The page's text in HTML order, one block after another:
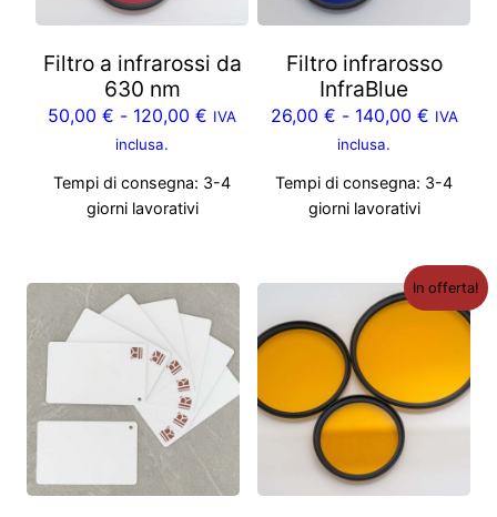
Filtro a infrarossi da
630 nm
50,00 € - 120,00 € IVA
inclusa.
Tempi di consegna: 3-4
giorni lavorativi
Filtro infrarosso
InfraBlue
26,00 € - 140,00 € IVA
inclusa.
Tempi di consegna: 3-4
giorni lavorativi
In offerta!